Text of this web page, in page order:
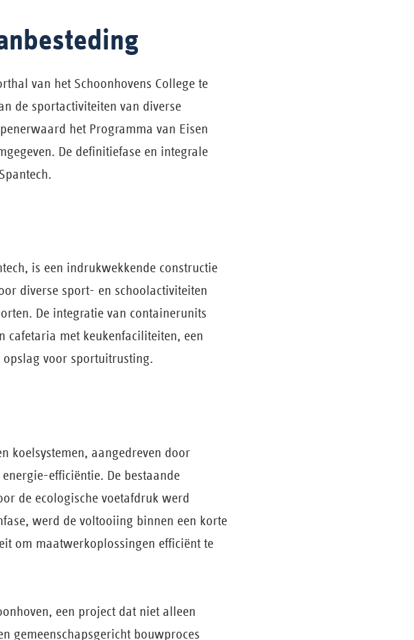
van het Schoonhovens College te
de sportactiviteiten van diverse
het Programma van Eisen
De definitiefase en integrale
is een indrukwekkende constructie
diverse sport- en schoolactiviteiten
De integratie van containerunits
cafetaria met keukenfaciliteiten, een
opslag voor sportuitrusting.
koelsystemen, aangedreven door
efficiëntie. De bestaande
de ecologische voetafdruk werd
werd de voltooiing binnen een korte
om maatwerkoplossingen efficiënt te
een project dat niet alleen
gemeenschapsgericht bouwproces